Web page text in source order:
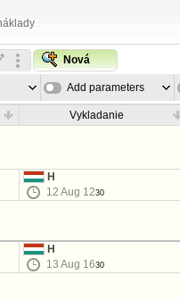
Nová
Add parameters
Vykladanie
H
12 Aug 1230
H
13 Aug 1630